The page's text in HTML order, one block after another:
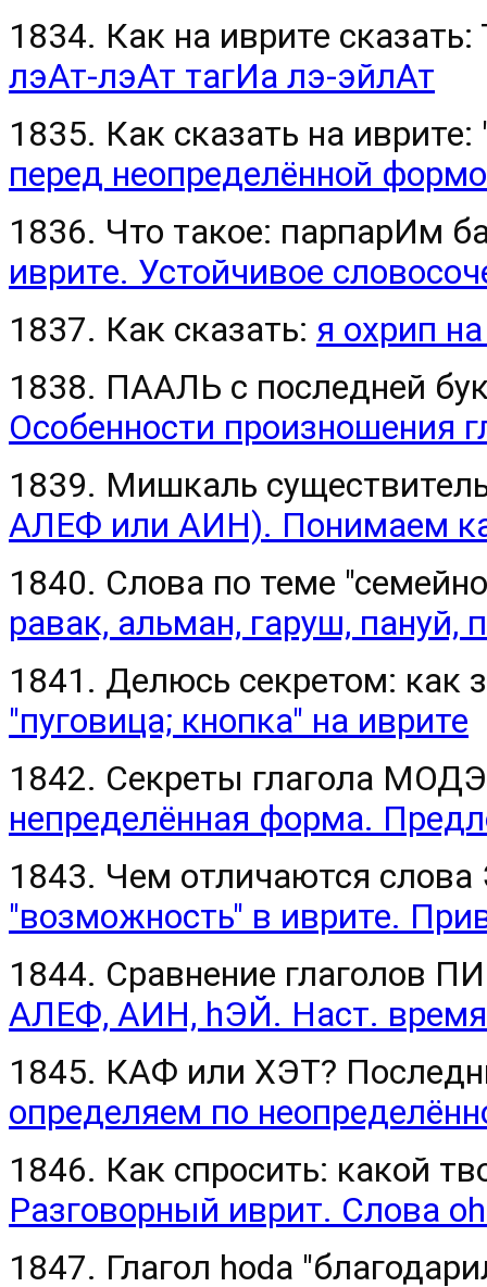
1834. Как на иврите
лэАт-лэАт тагИа лэ-эйлАт
1835. Как сказать на
перед неопределённой
1836. Что такое: парпарИм
иврите. Устойчивое
1837. Как сказать: я охрип
1838. ПААЛЬ с последней
Особенности произношения
1839. Мишкаль
АЛЕФ или АИН). Понимаем
1840. Слова по теме
равак, альман, гаруш, пануй,
1841. Делюсь секретом: как
"пуговица; кнопка" на иврите
1842. Секреты глагола МОДЭ
непределённая форма.
1843. Чем отличаются
"возможность" в иврите.
1844. Сравнение глаголов
АЛЕФ, АИН, hЭЙ. Наст.
1845. КАФ или ХЭТ?
определяем по
1846. Как спросить: какой
Разговорный иврит. Слова
1847. Глагол hoda